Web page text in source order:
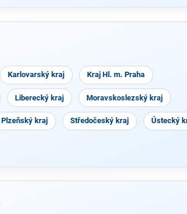
Karlovarský kraj Kraj Hl. m. Praha
Liberecký kraj Moravskoslezský kraj
Plzeňský kraj Středočeský kraj Ústecký